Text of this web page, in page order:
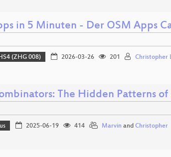
in 5 Minuten - Der OSM Apps
(ZHG 008) 2026-03-26 201 Christopher
The Hidden Patterns
2025-06-19 414 Marvin and Christopher